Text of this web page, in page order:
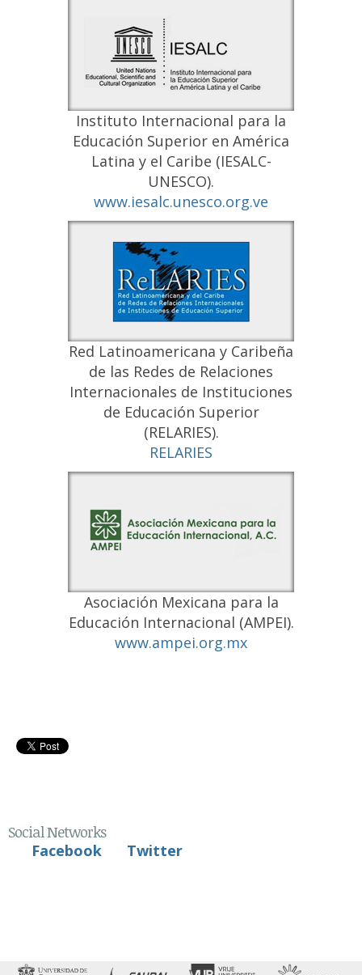
Instituto Internacional para la
Educación Superior en América
Latina y el Caribe (IESALC-
UNESCO).
www.iesalc.unesco.org.ve
Red Latinoamericana y Caribeña
de las Redes de Relaciones
Internacionales de Instituciones
de Educación Superior
(RELARIES).
RELARIES
Asociación Mexicana para la
Educación Internacional (AMPEI).
www.ampei.org.mx
Social Networks
Facebook
Twitter